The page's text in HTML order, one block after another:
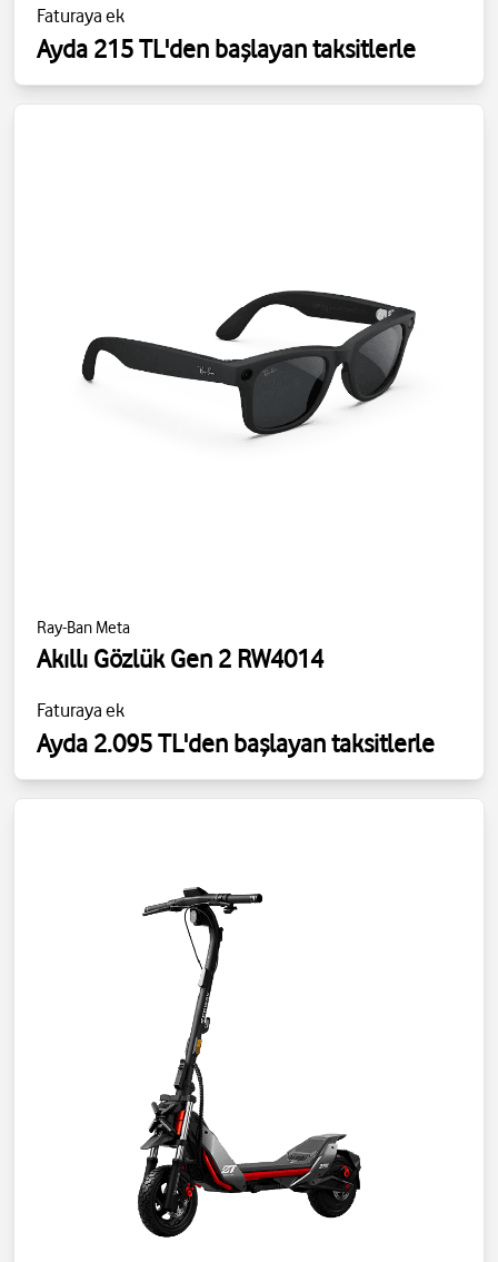
Faturaya ek
Ayda 215 TL'den başlayan taksitlerle
Ray-Ban Meta
Akıllı Gözlük Gen 2 RW4014
Faturaya ek
Ayda 2.095 TL'den başlayan taksitlerle